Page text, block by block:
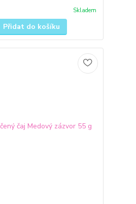
Skladem
Přidat do košíku